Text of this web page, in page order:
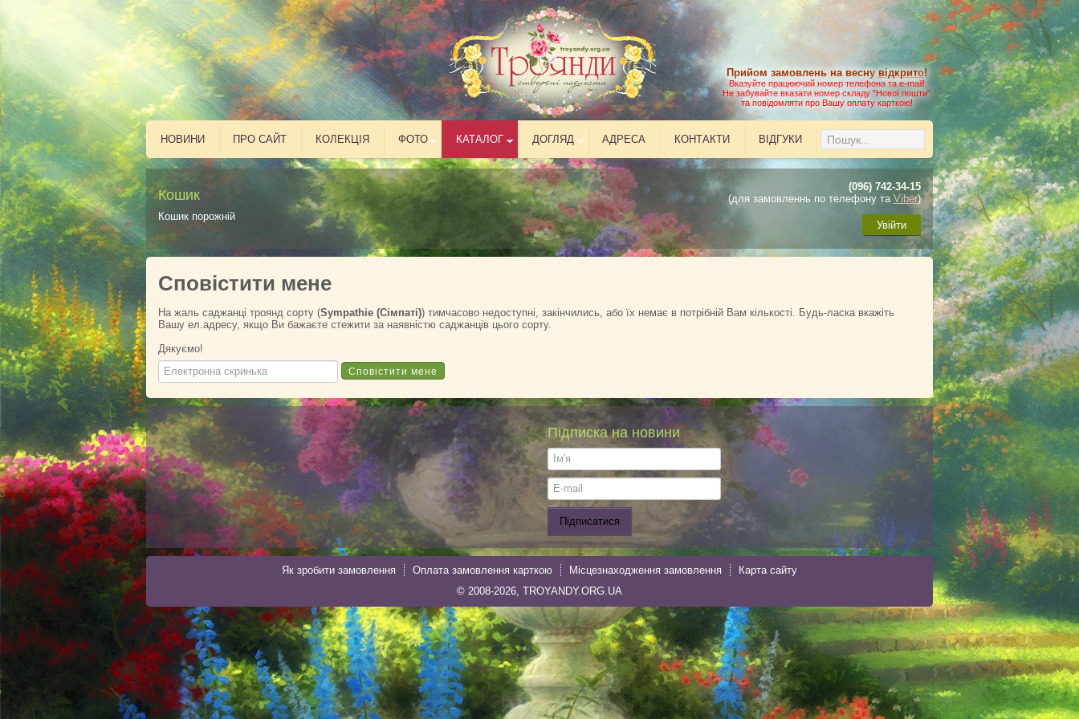
НОВИНИ ПРО САЙТ КОЛЕКЦІЯ ФОТО КАТАЛОГ ДОГЛЯД АДРЕСА КОНТАКТИ ВІДГУКИ
Прийом замовлень на веснувідкрито!
Вказуйте працюючий номер телефона та e-mail!
Не забувайте вказати номер складу "Нової пошти"
та повідомляти про Вашу оплату карткою!
Кошик
Кошик порожній
(096) 742-34-15
(для замовленнь по телефону та Viber)
Увійти
Сповістити мене
На жаль саджанці троянд сорту (Sympathie (Сімпаті)) тимчасово недоступні, закінчились, або їх немає в потрібній Вам кількості. Будь-ласка вкажіть
Вашу ел.адресу, якщо Ви бажаєте стежити за наявністю саджанців цього сорту.
Дякуємо!
Підписка на новини
Як зробити замовлення Оплата замовлення карткою Місцезнаходження замовлення
Карта сайту
© 2008-2026, TROYANDY.ORG.UA